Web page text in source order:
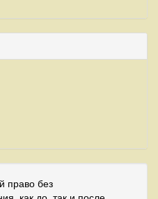
право без